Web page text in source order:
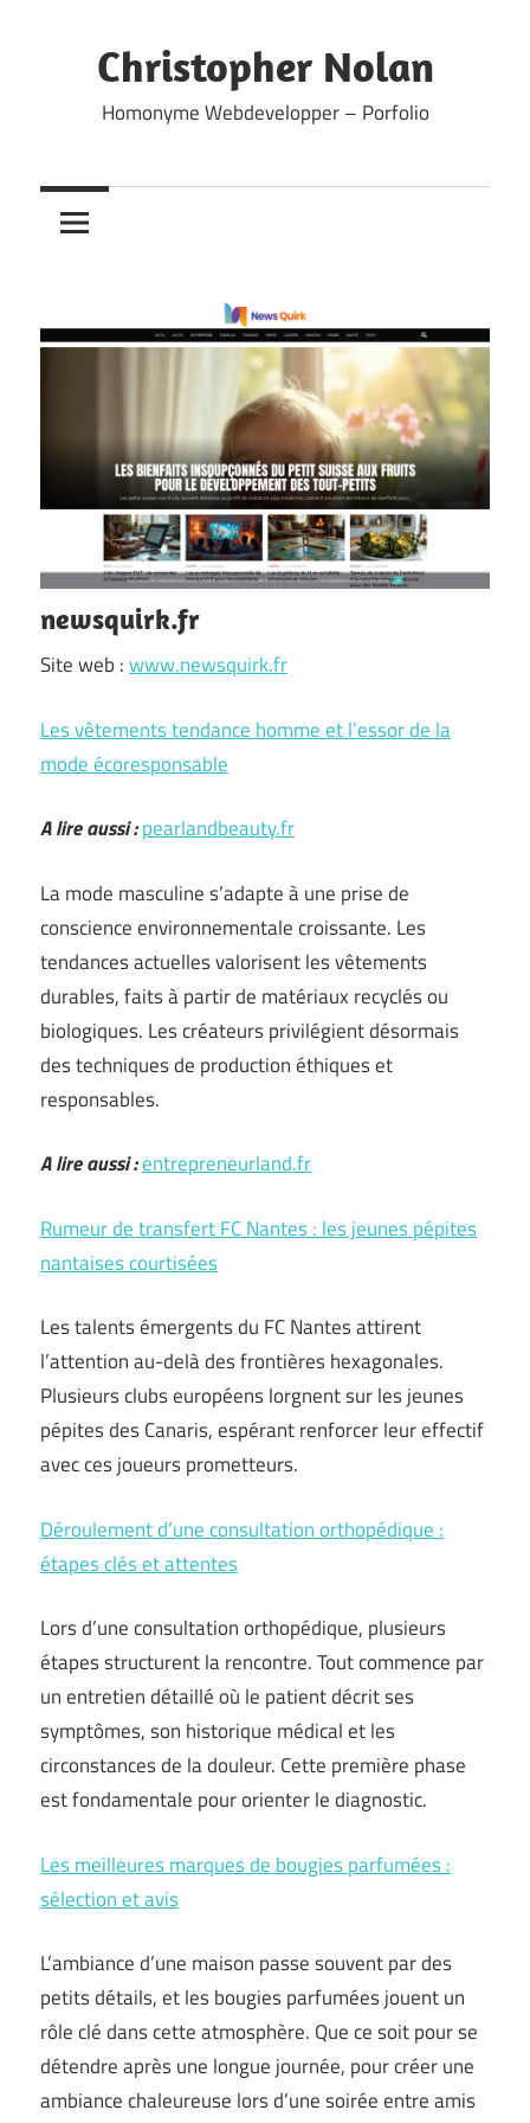
contentChristopher Nolan
Homonyme Webdevelopper – Porfolio
newsquirk.fr
Site web :www.newsquirk.fr
Les vêtements tendance homme et l’essor de la
mode écoresponsable
A lire aussi :pearlandbeauty.fr
La mode masculine s’adapte à une prise de
conscience environnementale croissante. Les
tendances actuelles valorisent les vêtements
durables, faits à partir de matériaux recyclés ou
biologiques. Les créateurs privilégient désormais
des techniques de production éthiques et
responsables.
A lire aussi :entrepreneurland.fr
Rumeur de transfert FC Nantes : les jeunes pépites
nantaises courtisées
Les talents émergents du FC Nantes attirent
l’attention au-delà des frontières hexagonales.
Plusieurs clubs européens lorgnent sur les jeunes
pépites des Canaris, espérant renforcer leur effectif
avec ces joueurs prometteurs.
Déroulement d’une consultation orthopédique :
étapes clés et attentes
Lors d’une consultation orthopédique, plusieurs
étapes structurent la rencontre. Tout commence par
un entretien détaillé où le patient décrit ses
symptômes, son historique médical et les
circonstances de la douleur. Cette première phase
est fondamentale pour orienter le diagnostic.
Les meilleures marques de bougies parfumées :
sélection et avis
L’ambiance d’une maison passe souvent par des
petits détails, et les bougies parfumées jouent un
rôle clé dans cette atmosphère. Que ce soit pour se
détendre après une longue journée, pour créer une
ambiance chaleureuse lors d’une soirée entre amis